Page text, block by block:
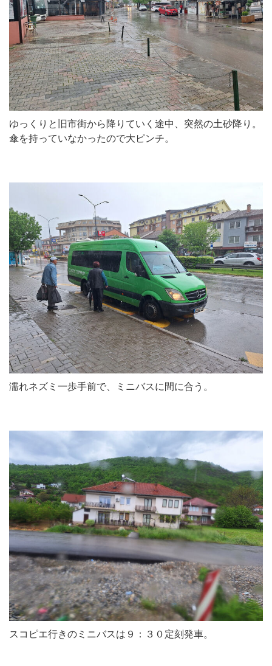
ゆっくりと旧市街から降りていく途中、突然の土砂降り。
傘を持っていなかったので大ピンチ。
濡れネズミ一歩手前で、ミニバスに間に合う。
スコピエ行きのミニバスは９：３０定刻発車。